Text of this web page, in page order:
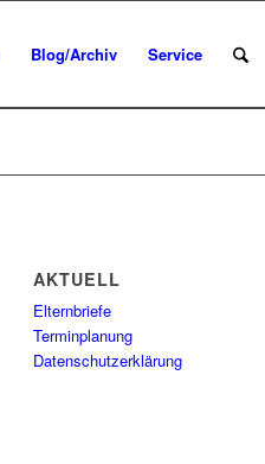
Blog/Archiv Service
AKTUELL
Elternbriefe
Terminplanung
Datenschutzerklärung